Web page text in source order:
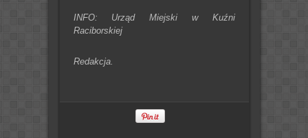
INFO: Urząd Miejski w Kuźni
Raciborskiej
Redakcja.